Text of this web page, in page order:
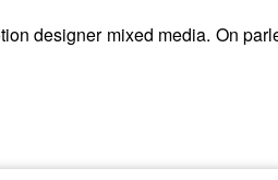
designer mixed media. On